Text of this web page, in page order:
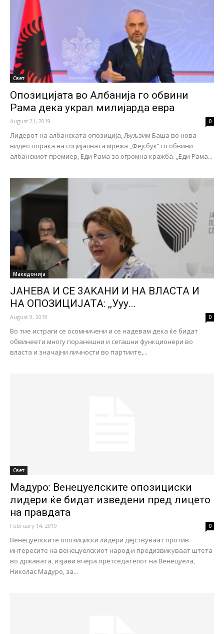
Свет
Опозицијата во Албанија го обвини
Рама дека украл милијарда евра
August 21, 2019 0
Лидерот на албанската опозиција, Љуљзим Баша во нова
видео порака на социјалната мрежа „Фејсбук“ го обвини
албанскиот премиер, Еди Рама за огромна кражба. „Еди Рама...
Македонија
ЈАНЕВА И СЕ 3AKAHИ И НА ВЛАСТА И
НА ОПОЗИЦИЈАТА: ,,Ууу...
August 9, 2019 0
Во тие истpaги се ocомничени и се надевам дека ќе бидат
обвинeeти многу поранешни и сегашни функционери во
власта и значајни личности во партиите,...
Свет
Мадуро: Венецуелските опозициски
лидери ќе бидат изведени пред лицето
на правдата
February 14, 2019 0
Венецуелските опозициски лидери дејствуваат против
интересите на венецуелскиот народ и предизвикуваат штета
во државата, изјави вчера претседателот на Венецуела,
Николас Мадуро, за...